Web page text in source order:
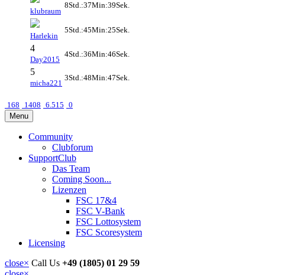
klubraum
8Std.:37Min:39Sek.
Harlekin
5Std.:45Min:25Sek.
4
Day2015
4Std.:36Min:46Sek.
5
micha221
3Std.:48Min:47Sek.
168 1408 6.515 0
Menu
Community
Clubforum
SupportClub
Das Team
Coming Soon...
Lizenzen
FSC 17&4
FSC V-Bank
FSC Lottosystem
FSC Scoresystem
Licensing
close× Call Us +49 (1805) 01 29 59